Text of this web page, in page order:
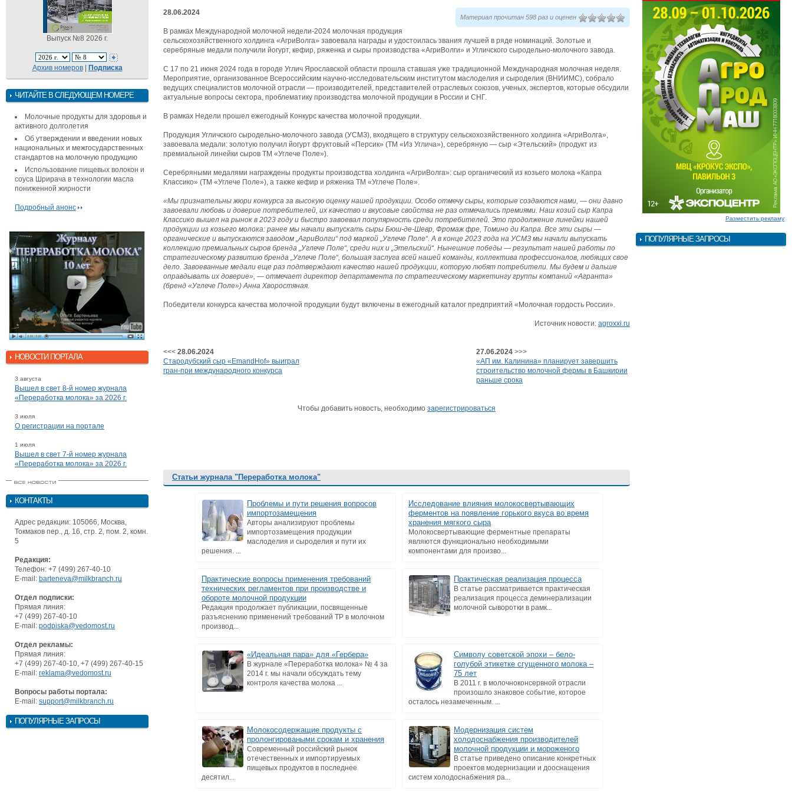
Выпуск №8 2026 г.
Архив номеров| Подписка
ЧИТАЙТЕ В СЛЕДУЮЩЕМ НОМЕРЕ
Молочные продукты для здоровья и
активного долголетия
Об утверждении и введении новых
национальных и межгосударственных
стандартов на молочную продукцию
Использование пищевых волокон и
соуса Шрирача в технологии масла
пониженной жирности
Подробный анонс
НОВОСТИ ПОРТАЛА
3 августа
Вышел в свет 8-й номер журнала
«Переработка молока» за 2026 г.
3 июля
О регистрации на портале
1 июля
Вышел в свет 7-й номер журнала
«Переработка молока» за 2026 г.
КОНТАКТЫ
Адрес редакции: 105066, Москва,
Токмаков пер., д. 16, стр. 2, пом. 2, комн.
5
Редакция:
Телефон: +7 (499) 267-40-10
E-mail: barteneva@milkbranch.ru
Отдел подписки:
Прямая линия:
+7 (499) 267-40-10
E-mail: podpiska@vedomost.ru
Отдел рекламы:
Прямая линия:
+7 (499) 267-40-10, +7 (499) 267-40-15
E-mail: reklama@vedomost.ru
Вопросы работы портала:
E-mail: support@milkbranch.ru
ПОПУЛЯРНЫЕ ЗАПРОСЫ
28.06.2024
Материал прочитан 598 раз и оценен
В рамках Международной молочной недели-2024 молочная продукция
сельскохозяйственного холдинга «АгриВолга» завоевала награды и удостоилась звания лучшей в ряде номинаций. Золотые и
серебряные медали получили йогурт, кефир, ряженка и сыры производства «АгриВолги» и Угличского сыродельно-молочного завода.
С 17 по 21 июня 2024 года в городе Углич Ярославской области прошла ставшая уже традиционной Международная молочная неделя.
Мероприятие, организованное Всероссийским научно-исследовательским институтом маслоделия и сыроделия (ВНИИМС), собрало
ведущих специалистов молочной отрасли — производителей, представителей отраслевых союзов, ученых, экспертов, которые обсудили
актуальные вопросы сектора, проблематику производства молочной продукции в России и СНГ.
В рамках Недели прошел ежегодный Конкурс качества молочной продукции.
Продукция Угличского сыродельно-молочного завода (УСМЗ), входящего в структуру сельскохозяйственного холдинга «АгриВолга»,
завоевала медали: золотую получил йогурт фруктовый «Персик» (ТМ «Из Углича»), серебряную — сыр «Этельский» (продукт из
премиальной линейки сыров ТМ «Углече Поле»).
Серебряными медалями награждены продукты производства холдинга «АгриВолга»: сыр органический из козьего молока «Капра
Классико» (ТМ «Углече Поле»), а также кефир и ряженка ТМ «Углече Поле».
«Мы признательны жюри конкурса за высокую оценку нашей продукции. Особо отмечу сыры, которые создаются нами, — они давно
завоевали любовь и доверие потребителей, их качество и вкусовые свойства не раз отмечались премиями. Наш козий сыр Капра
Классико вышел на рынок в 2023 году и быстро завоевал популярность среди потребителей. Это продолжение линейки нашей
продукции из козьего молока: ранее мы начали выпускать сыры Бюш-де-Шевр, Фромаж фре, Томино ди Капра. Все эти сыры —
органические и выпускаются заводом „АгриВолги“ под маркой „Углече Поле“. А в конце 2023 года на УСМЗ мы начали выпускать
коллекцию премиальных сыров бренда „Углече Поле“, среди них и „Этельский“. Нынешние победы — результат нашей работы по
стратегическому развитию бренда „Углече Поле“, большая заслуга всей нашей команды, коллектива профессионалов, любящих свое
дело. Завоеванные медали еще раз подтверждают качество нашей продукции, которую любят потребители. Мы будем и дальше
оправдывать их доверие», — отмечает директор департамента по стратегическому маркетингу группы компаний «Агранта»
(бренд «Углече Поле») Анна Хворостяная.
Победители конкурса качества молочной продукции будут включены в ежегодный каталог предприятий «Молочная гордость России».
Источник новости: agroxxi.ru
<<< 28.06.2024
Стародубский сыр «EmandHof» выиграл
гран-при международного конкурса
27.06.2024 >>>
«АП им. Калинина» планирует завершить
строительство молочной фермы в Башкирии
раньше срока
Чтобы добавить новость, необходимо зарегистрироваться
Статьи журнала "Переработка молока"
Проблемы и пути решения вопросов
импортозамещения
Авторы анализируют проблемы
импортозамещения продукции
маслоделия и сыроделия и пути их
решения. ...
Исследование влияния молокосвертывающих
ферментов на появление горького вкуса во время
хранения мягкого сыра
Молокосвертывающие ферментные препараты
являются функционально необходимыми
компонентами для произво...
Практические вопросы применения требований
технических регламентов при производстве и
обороте молочной продукции
Редакция продолжает публикации, посвященные
разъяснению применений требований ТР в молочном
производ...
Практическая реализация процесса
В статье рассматривается практическая
реализация процесса деминерализации
молочной сыворотки в рамк...
«Идеальная пара» для «Гербера»
В журнале «Переработка молока» № 4 за
2014 г. мы начали обсуждать тему
контроля качества молока ...
Символу советской эпохи – бело-
голубой этикетке сгущенного молока –
75 лет
В 2011 г. в молочноконсервной отрасли
произошло знаковое событие, которое
осталось незамеченным. ...
Молокосодержащие продукты с
пролонгироваными срокам и хранения
Современный российский рынок
отечественных и импортируемых
пищевых продуктов в последнее
десятил...
Модернизация систем
холодоснабжения производителей
молочной продукции и мороженого
В статье приведено описание конкретных
проектов модернизации и дооснащения
систем холодоснабжения ра...
Разместить рекламу
ПОПУЛЯРНЫЕ ЗАПРОСЫ